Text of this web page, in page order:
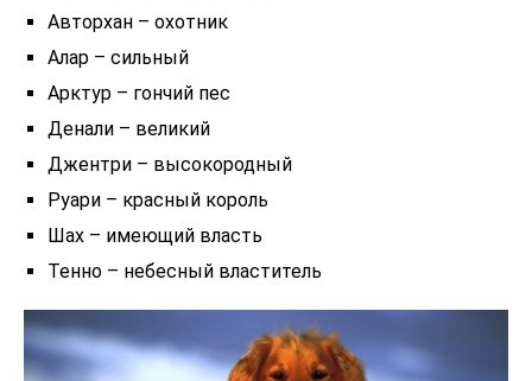
Авторхан – охотник
Алар – сильный
Арктур – гончий пес
Денали – великий
Джентри – высокородный
Руари – красный король
Шах – имеющий власть
Тенно – небесный властитель